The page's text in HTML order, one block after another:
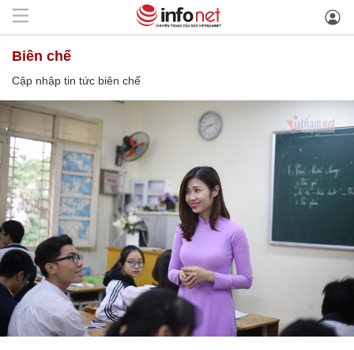
biên chế
Cập nhập tin tức biên chế